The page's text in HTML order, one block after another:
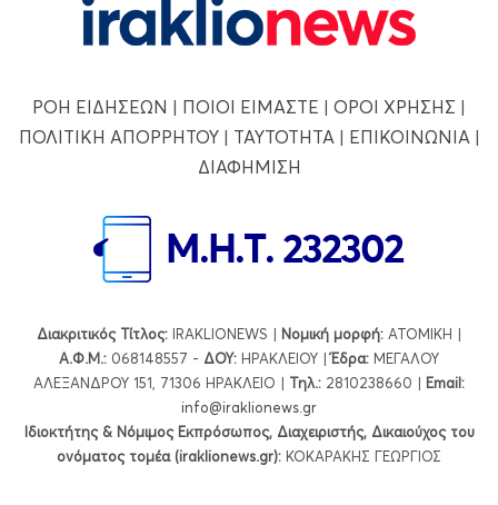
ΡΟΗ ΕΙΔΗΣΕΩΝ | ΠΟΙΟΙ ΕΙΜΑΣΤΕ | ΟΡΟΙ ΧΡΗΣΗΣ |
ΠΟΛΙΤΙΚΗ ΑΠΟΡΡΗΤΟΥ| ΤΑΥΤΟΤΗΤΑ | ΕΠΙΚΟΙΝΩΝΙΑ |
ΔΙΑΦΗΜΙΣΗ
Διακριτικός Τίτλος: IRAKLIONEWS | Νομική μορφή: ΑΤΟΜΙΚΗ |
Α.Φ.Μ.: 068148557 - ΔΟΥ: ΗΡΑΚΛΕΙΟΥ |Έδρα: ΜΕΓΑΛΟΥ
ΑΛΕΞΑΝΔΡΟΥ 151, 71306 ΗΡΑΚΛΕΙΟ | Τηλ.: 2810238660 | Εmail:
info@iraklionews.gr
Ιδιοκτήτης & Νόμιμος Εκπρόσωπος, Διαχειριστής, Δικαιούχος του
ονόματος τομέα (iraklionews.gr): ΚΟΚΑΡΑΚΗΣ ΓΕΩΡΓΙΟΣ